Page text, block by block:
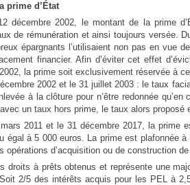
prime d’État
décembre 2002, le montant de la prime
de rémunération et ainsi toujours versée.
épargnants l’utilisaient non pas en vue
financier. Afin d’éviter cet effet
la prime soit exclusivement réservée à
2002 et le 31 juillet 2003 : le taux
à la clôture pour n’être redonnée
un taux hors prime, le taux alors proposé
mars 2011 et le 31 décembre 2017, la prime
égal à 5 000 euros. La prime est plafonnée
opérations d’acquisition ou de construction
droits à prêts obtenus et représente une
2/5 des intérêts acquis pour les PEL à